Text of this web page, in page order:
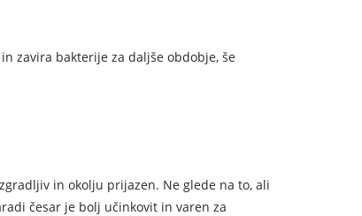
zavira bakterije za daljše obdobje, še
in okolju prijazen. Ne glede na to, ali
česar je bolj učinkovit in varen za